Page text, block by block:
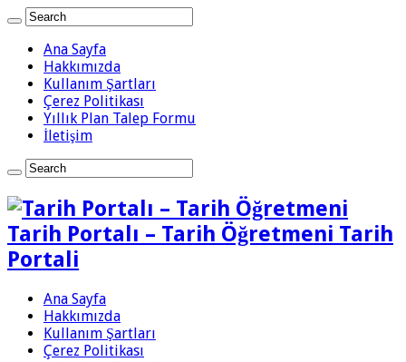
Ana Sayfa
Hakkımızda
Kullanım Şartları
Çerez Politikası
Yıllık Plan Talep Formu
İletişim
Tarih Portalı – Tarih Öğretmeni Tarih
Portali
Ana Sayfa
Hakkımızda
Kullanım Şartları
Çerez Politikası